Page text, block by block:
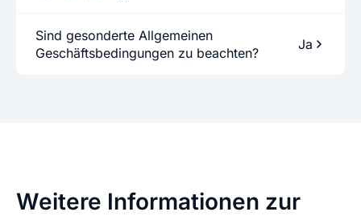
Sind gesonderte Allgemeinen
Geschäftsbedingungen zu beachten?
Ja
Weitere Informationen zur